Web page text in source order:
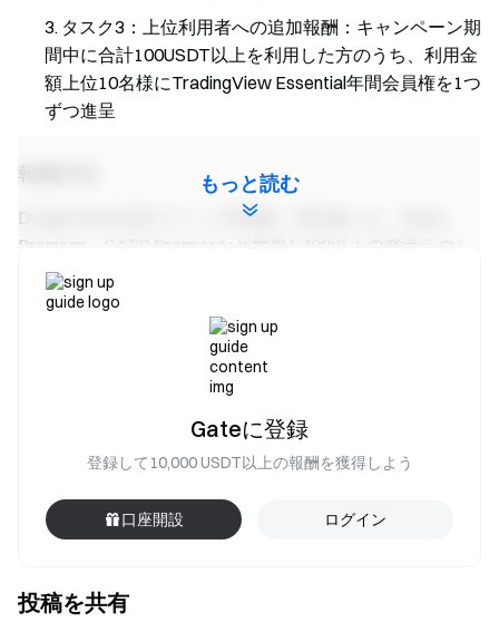
タスク3：上位利用者への追加報酬：キャンペーン期
間中に合計100USDT以上を利用した方のうち、利用金
額上位10名様にTradingView Essential年間会員権を1つ
ずつ進呈
報酬詳細
DragonPass空港ラウンジ利用権：受領者には、Plaza
Premium、SATS Premierなど世界1,700以上の空港ラウン
ジで利用可能な1回限りの空港ラウンジ利用パスが付与さ
れます。主な特典は以下の通りです：
無料の飲食サービス
快適なラウンジ・リラクゼーションエリア
フライト情報および搭乗リマインド
一部ラウンジでのシャワー設備
TradingView Essential会員権：TradingViewは世界有数の
は以下の特典を受けられます：
もっと読む
投稿を共有
Gateに登録
登録して10,000 USDT以上の報酬を獲得しよう
口座開設 ログイン